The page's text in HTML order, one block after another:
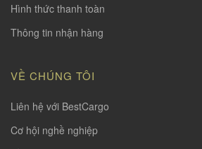
Hình thức thanh toàn
Thông tin nhận hàng
VỀ CHÚNG TÔI
Liên hệ với BestCargo
Cơ hội nghề nghiệp